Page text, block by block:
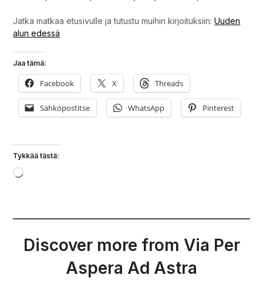
Jatka matkaa etusivulle ja tutustu muihin kirjoituksiin:Uuden
alun edessä
Jaa tämä:
Facebook X Threads
Sähköpostitse WhatsApp Pinterest
Tykkää tästä:
Loading…
Discover more from Via Per
Aspera Ad Astra